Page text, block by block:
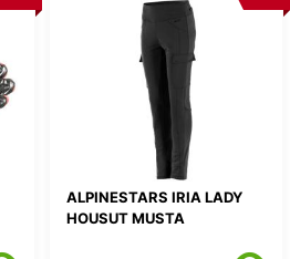
ALPINESTARS IRIA LADY
HOUSUT MUSTA